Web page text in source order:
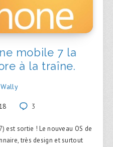
mobile 7 la
à la traîne.
Wally
3
est sortie ! Le nouveau OS de
très design et surtout